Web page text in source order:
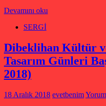
Devamını oku
SERGİ
Dibeklihan Kültür
Tasarım Günleri
2018)
18 Aralık 2018 evetbenim